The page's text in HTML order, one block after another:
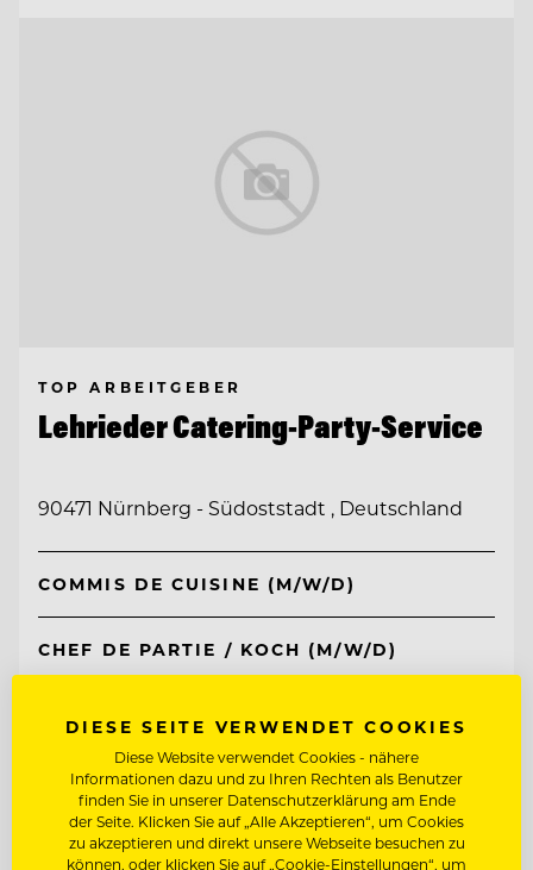
TOP ARBEITGEBER
Lehrieder Catering-Party-Service
90471 Nürnberg - Südoststadt , Deutschland
COMMIS DE CUISINE (M/W/D)
CHEF DE PARTIE / KOCH (M/W/D)
Entdecke alle Jobs
DIESE SEITE VERWENDET COOKIES
Diese Website verwendet Cookies - nähere
Informationen dazu und zu Ihren Rechten als Benutzer
finden Sie in unserer Datenschutzerklärung am Ende
der Seite. Klicken Sie auf „Alle Akzeptieren“, um Cookies
zu akzeptieren und direkt unsere Webseite besuchen zu
können, oder klicken Sie auf „Cookie-Einstellungen“, um